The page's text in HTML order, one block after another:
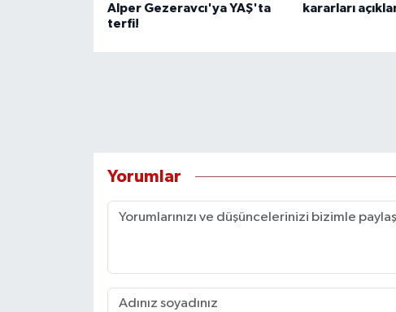
Alper Gezeravcı'ya YAŞ'ta
terfi!
kararları
Yorumlar